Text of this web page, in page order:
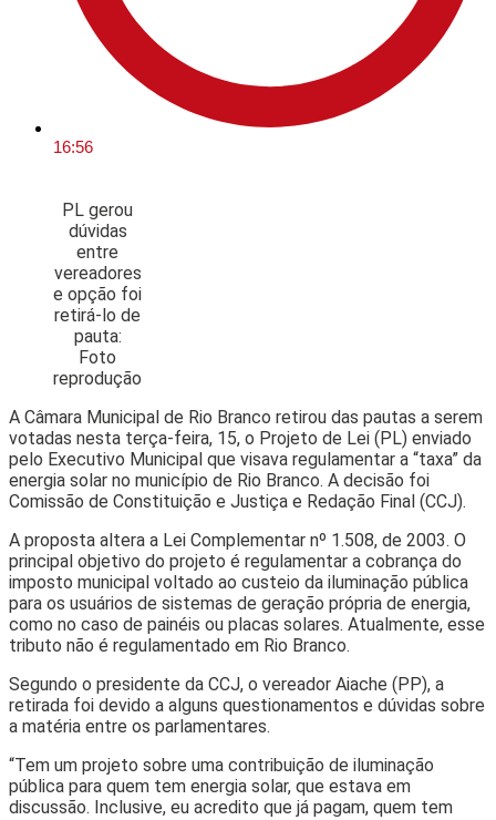
16:56
PL gerou
dúvidas
entre
vereadores
e opção foi
retirá-lo de
pauta:
Foto
reprodução
A Câmara Municipal de Rio Branco retirou das pautas a serem
votadas nesta terça-feira, 15, o Projeto de Lei (PL) enviado
pelo Executivo Municipal que visava regulamentar a “taxa” da
energia solar no município de Rio Branco. A decisão foi
Comissão de Constituição e Justiça e Redação Final (CCJ).
A proposta altera a Lei Complementar nº 1.508, de 2003. O
principal objetivo do projeto é regulamentar a cobrança do
imposto municipal voltado ao custeio da iluminação pública
para os usuários de sistemas de geração própria de energia,
como no caso de painéis ou placas solares. Atualmente, esse
tributo não é regulamentado em Rio Branco.
Segundo o presidente da CCJ, o vereador Aiache (PP), a
retirada foi devido a alguns questionamentos e dúvidas sobre
a matéria entre os parlamentares.
“Tem um projeto sobre uma contribuição de iluminação
pública para quem tem energia solar, que estava em
discussão. Inclusive, eu acredito que já pagam, quem tem